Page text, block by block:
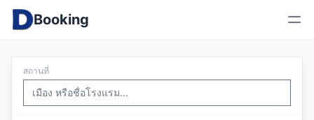
Booking
สถานที่